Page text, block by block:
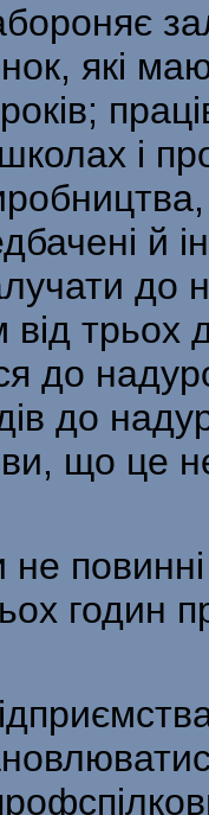
які
школах і
й
до
від трьох
до
до
що це
не
годин